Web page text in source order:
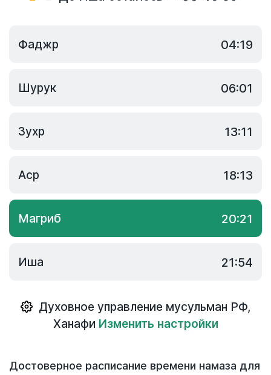
Фаджр 04:19
Шурук 06:01
Зухр 13:11
Аср 18:13
Магриб 20:21
Иша 21:54
Духовное управление мусульман РФ,
Ханафи Изменить настройки
Достоверное расписание времени намаза для